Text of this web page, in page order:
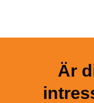
Är